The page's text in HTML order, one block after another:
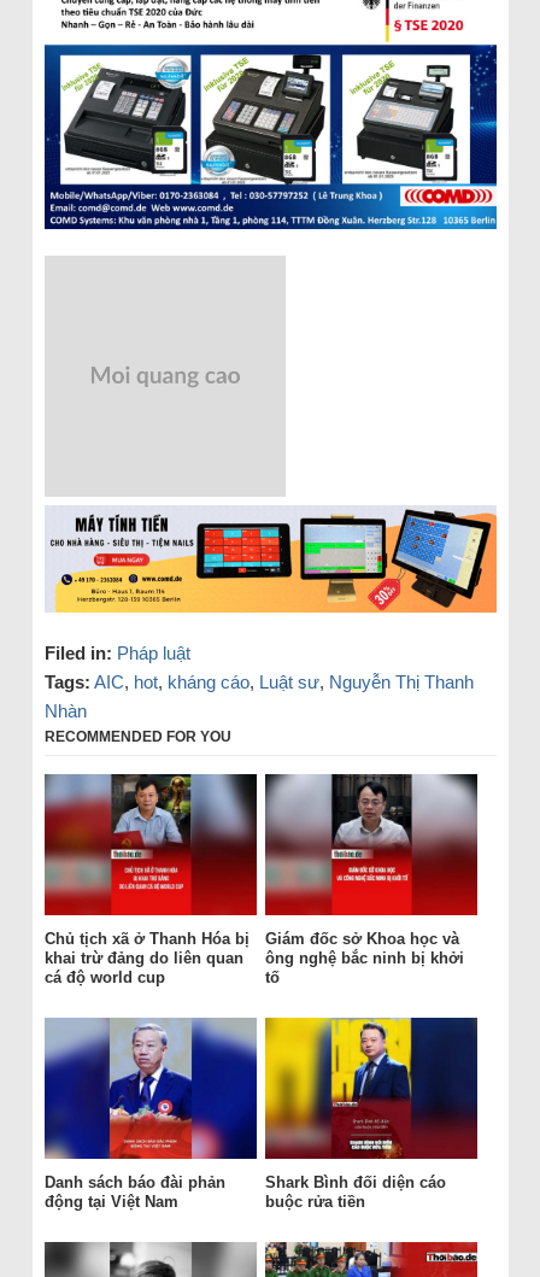
Filed in: Pháp luật
Tags: AIC, hot, kháng cáo, Luật sư, Nguyễn Thị Thanh
Nhàn
RECOMMENDED FOR YOU
Chủ tịch xã ở Thanh Hóa bị
khai trừ đảng do liên quan
cá độ world cup
Giám đốc sở Khoa học và
ông nghệ bắc ninh bị khởi
tố
Danh sách báo đài phản
động tại Việt Nam
Shark Bình đối diện cáo
buộc rửa tiền